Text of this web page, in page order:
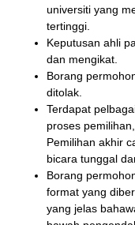
universiti yang
tertinggi.
Keputusan ahli
dan mengikat.
Borang
ditolak.
Terdapat
proses
Pemilihan akhir
bicara tunggal
Borang
format yang
yang jelas